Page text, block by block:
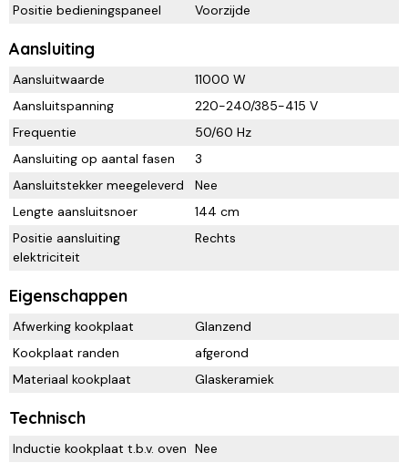
Positie bedieningspaneel
Voorzijde
Aansluiting
Aansluitwaarde
11000 W
Aansluitspanning
220-240/385-415 V
Frequentie
50/60 Hz
Aansluiting op aantal fasen
3
Aansluitstekker meegeleverd
Nee
Lengte aansluitsnoer
144 cm
Positie aansluiting
elektriciteit
Rechts
Eigenschappen
Afwerking kookplaat
Glanzend
Kookplaat randen
afgerond
Materiaal kookplaat
Glaskeramiek
Technisch
Inductie kookplaat t.b.v. oven Nee